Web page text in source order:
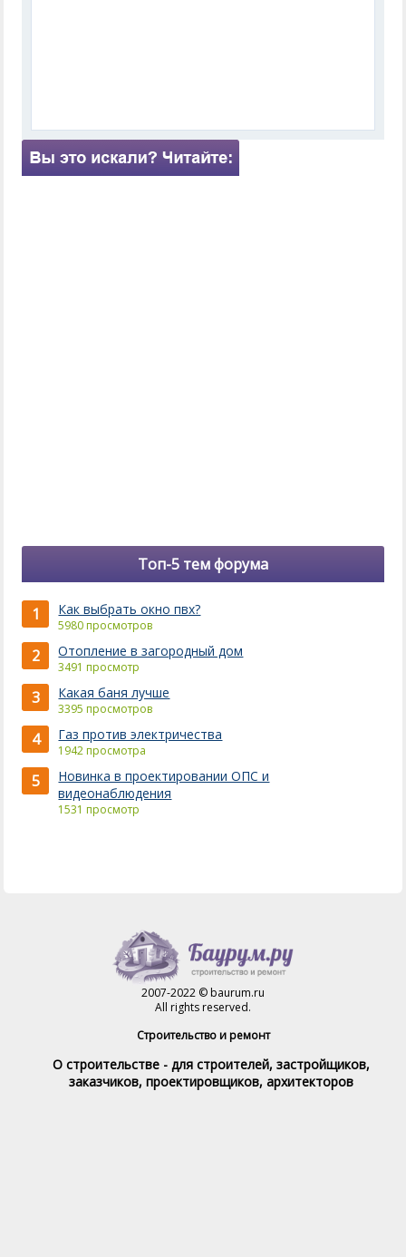
Топ-5 тем форума
1 Как выбрать окно пвх?
5980 просмотров
2 Отопление в загородный дом
3491 просмотр
3 Какая баня лучше
3395 просмотров
4 Газ против электричества
1942 просмотра
5
Новинка в проектировании ОПС и
видеонаблюдения
1531 просмотр
2007-2022 © baurum.ru
All rights reserved.
Строительство и ремонт
О строительстве - для строителей, застройщиков,
заказчиков, проектировщиков, архитекторов